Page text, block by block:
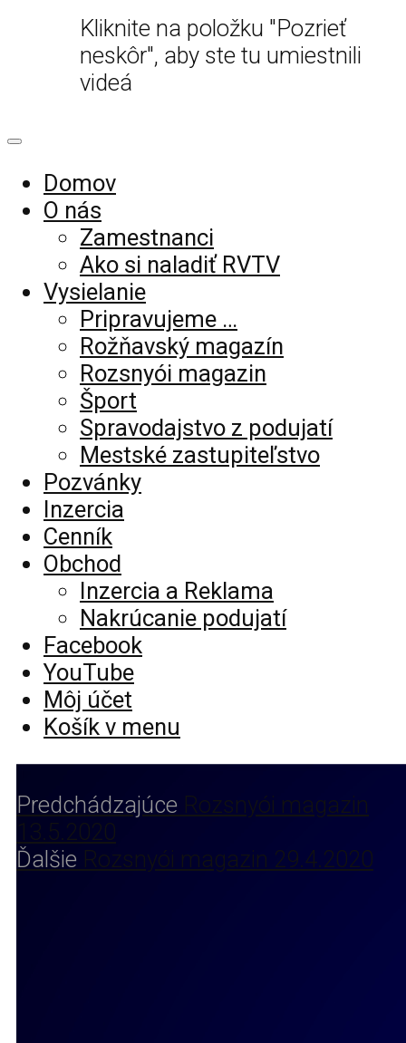
Kliknite na položku "Pozrieť
neskôr", aby ste tu umiestnili
videá
Domov
O nás
Zamestnanci
Ako si naladiť RVTV
Vysielanie
Pripravujeme …
Rožňavský magazín
Rozsnyói magazin
Šport
Spravodajstvo z podujatí
Mestské zastupiteľstvo
Pozvánky
Inzercia
Cenník
Obchod
Inzercia a Reklama
Nakrúcanie podujatí
Facebook
YouTube
Môj účet
Košík v menu
Predchádzajúce Rozsnyói magazin
Ďalšie
Rozsnyói magazin 29.4.2020